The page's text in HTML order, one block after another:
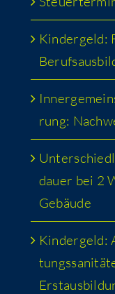
Kin­der­geld:
rung:
dau­er bei 2
Gebäude
Kin­der­geld: